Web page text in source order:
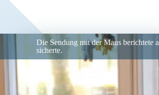
Die Sendung mit der Maus berichtete
sicherte.